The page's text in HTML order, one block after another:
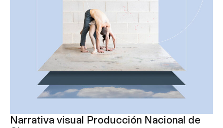
Narrativa visual Producción Nacional de